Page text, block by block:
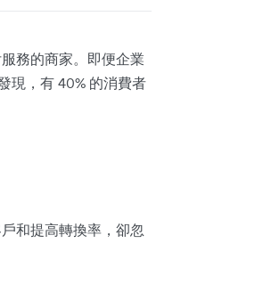
務的商家。即便企業
現，有 40% 的消費者
和提高轉換率，卻忽